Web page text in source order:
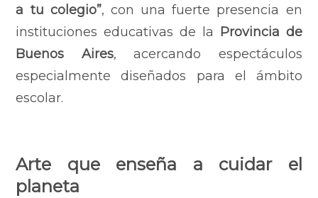
a tu colegio”, con una fuerte presencia en
instituciones educativas de la Provincia de
Buenos Aires, acercando espectáculos
especialmente diseñados para el ámbito
escolar.
Arte que enseña a cuidar el
planeta